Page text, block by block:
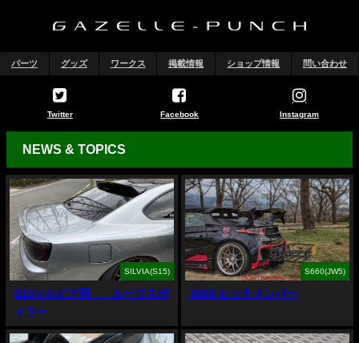
パーツ グッズ ワークス 掲載情報 ショップ情報 問い合わせ
Twitter Facebook Instagram
NEWS & TOPICS
SILVIA(S15)
S15シルビア用 ルーフスポ
イラー
S660(JW5)
S660 ヒッチメンバー